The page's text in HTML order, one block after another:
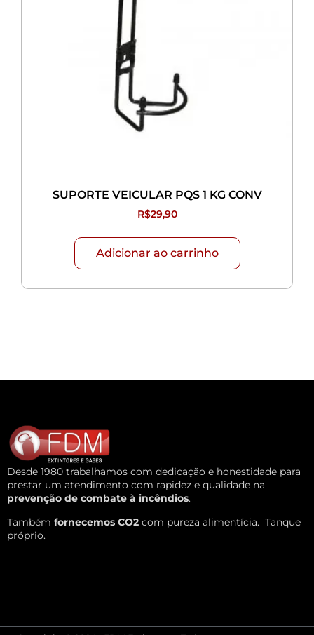
SUPORTE VEICULAR PQS 1 KG CONV
R$29,90
Adicionar ao carrinho
Desde 1980 trabalhamos com dedicação e honestidade para
prestar um atendimento com rapidez e qualidade na
prevenção de combate à incêndios.
Também fornecemos CO2 com pureza alimentícia. Tanque
próprio.